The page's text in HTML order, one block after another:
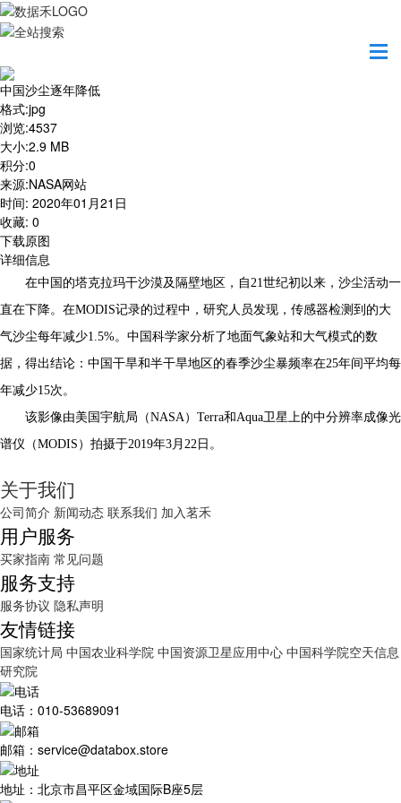
中国沙尘逐年降低
格式:jpg
浏览:4537
大小:2.9 MB
积分:0
来源:NASA网站
时间: 2020年01月21日
收藏: 0
下载原图
详细信息
在中国的塔克拉玛干沙漠及隔壁地区，自21世纪初以来，沙尘活动一
直在下降。在MODIS记录的过程中，研究人员发现，传感器检测到的大
气沙尘每年减少1.5%。中国科学家分析了地面气象站和大气模式的数
据，得出结论：中国干旱和半干旱地区的春季沙尘暴频率在25年间平均每
年减少15次。
该影像由美国宇航局（NASA）Terra和Aqua卫星上的中分辨率成像光
谱仪（MODIS）拍摄于2019年3月22日。
关于我们
公司简介 新闻动态 联系我们 加入茗禾
用户服务
买家指南 常见问题
服务支持
服务协议 隐私声明
友情链接
国家统计局 中国农业科学院 中国资源卫星应用中心 中国科学院空天信息
研究院
电话：010-53689091
邮箱：service@databox.store
地址：北京市昌平区金域国际B座5层